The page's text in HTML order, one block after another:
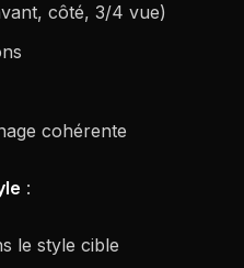
côté, 3/4 vue)
cohérente
:
le style cible